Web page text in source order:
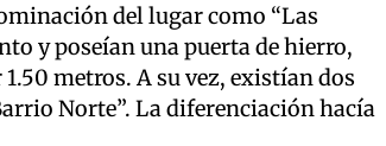
del lugar como “Las
y poseían una puerta de hierro,
metros. A su vez, existían dos
Norte”. La diferenciación hacía